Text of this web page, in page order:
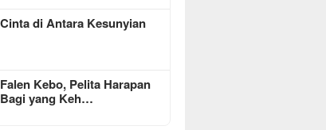
Cinta di Antara Kesunyian
Falen Kebo, Pelita Harapan
Bagi yang Keh…